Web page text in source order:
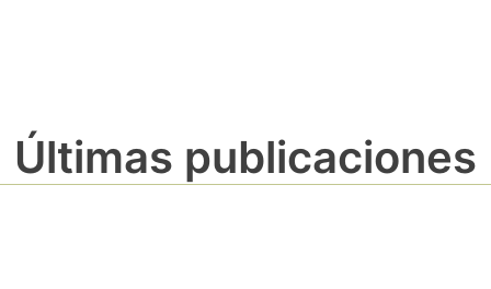
Últimas publicaciones